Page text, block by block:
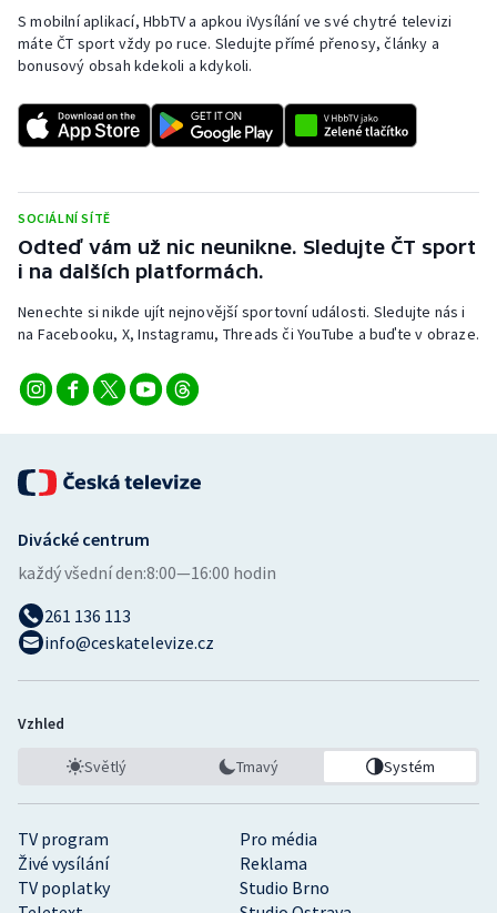
Veslování
Volejbal
S mobilní aplikací, HbbTV a apkou iVysílání ve své chytré televizi
máte ČT sport vždy po ruce. Sledujte přímé přenosy, články a
bonusový obsah kdekoli a kdykoli.
SOCIÁLNÍ SÍTĚ
Odteď vám už nic neunikne. Sledujte ČT sport
i na dalších platformách.
Nenechte si nikde ujít nejnovější sportovní události. Sledujte nás i
na Facebooku, X, Instagramu, Threads či YouTube a buďte v obraze.
TV program
Pro média
Živé vysílání
Reklama
TV poplatky
Studio Brno
Divácké centrum
každý všední den:8:00—16:00 hodin
261 136 113
info@ceskatelevize.cz
Vzhled
Světlý Tmavý Systém